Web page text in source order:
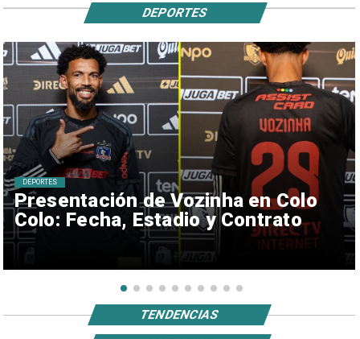
Presentación de Vozinha en Colo
Colo: Fecha, Estadio y Contrato
DEPORTES
DEPORTES
TENDENCIAS